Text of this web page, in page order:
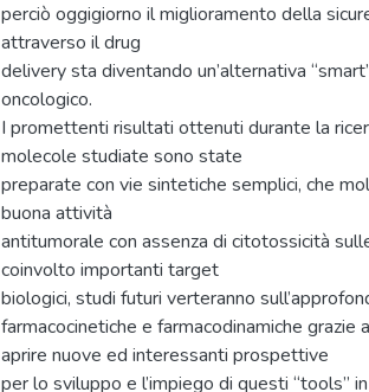
perciò oggigiorno il miglioramento della
attraverso il drug
delivery sta diventando un’alternativa
oncologico.
I promettenti risultati ottenuti durante la
molecole studiate sono state
preparate con vie sintetiche semplici, che
buona attività
antitumorale con assenza di citotossicità
coinvolto importanti target
biologici, studi futuri verteranno
farmacocinetiche e farmacodinamiche grazie
aprire nuove ed interessanti prospettive
per lo sviluppo e l’impiego di questi “tools”